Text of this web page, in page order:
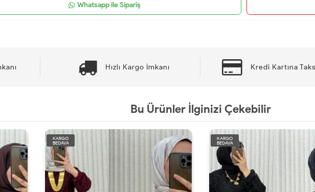
Whatsapp ile Sipariş
Hızlı Kargo İmkanı Kredi Kartına
Bu Ürünler İlginizi Çekebilir
KARGO
BEDAVA
KARGO
BEDAVA